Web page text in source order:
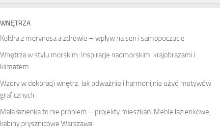
WNĘTRZA
Kołdra z merynosa a zdrowie – wpływ na sen i samopoczucie
Wnętrza w stylu morskim: Inspiracje nadmorskimi krajobrazami i
klimatem
Wzory w dekoracji wnętrz: Jak odważnie i harmonijnie użyć motywów
graficznych
Mała łazienka to nie problem – projekty mieszkań. Meble łazienkowe,
kabiny prysznicowe Warszawa